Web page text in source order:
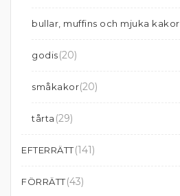
bullar, muffins och mjuka kakor
godis(20)
småkakor(20)
tårta (29)
EFTERRÄTT(141)
FÖRRÄTT(43)